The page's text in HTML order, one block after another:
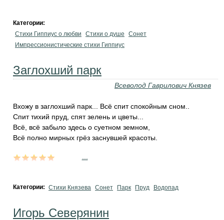
Категории:
Стихи Гиппиус о любви
Стихи о душе
Сонет
Импрессионистические стихи Гиппиус
Заглохший парк
Всеволод Гаврилович Князев
Вхожу в заглохший парк... Всё спит спокойным сном..
Спит тихий пруд, спят зелень и цветы...
Всё, всё забыло здесь о суетном земном,
Всё полно мирных грёз заснувшей красоты.
Категории: Стихи Князева Сонет Парк Пруд Водопад
Игорь Северянин